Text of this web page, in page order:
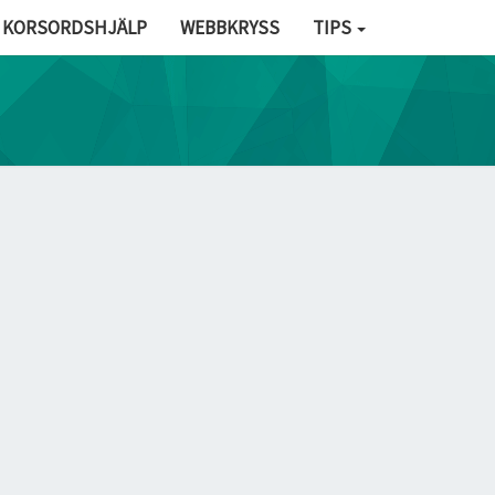
KORSORDSHJÄLP WEBBKRYSS TIPS